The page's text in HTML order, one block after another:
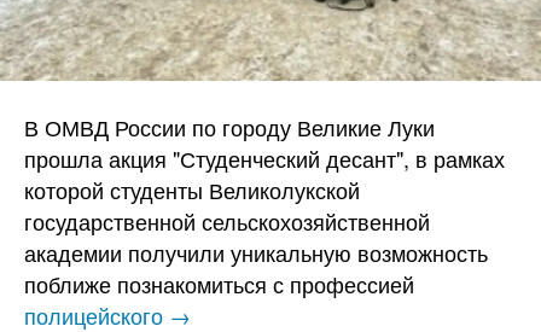
В ОМВД России по городу Великие Луки
прошла акция "Студенческий десант", в рамках
которой студенты Великолукской
государственной сельскохозяйственной
академии получили уникальную возможность
поближе познакомиться с профессией
полицейского →